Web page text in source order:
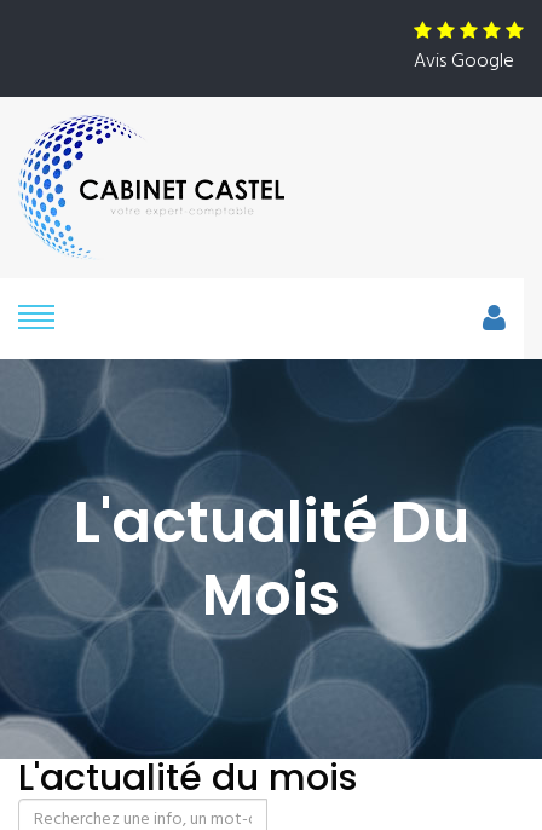
Avis Google
L'actualité Du
Mois
L'actualité du mois